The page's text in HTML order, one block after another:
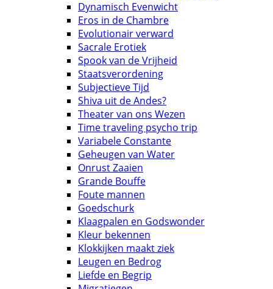
Dynamisch Evenwicht
Eros in de Chambre
Evolutionair verward
Sacrale Erotiek
Spook van de Vrijheid
Staatsverordening
Subjectieve Tijd
Shiva uit de Andes?
Theater van ons Wezen
Time traveling psycho trip
Variabele Constante
Geheugen van Water
Onrust Zaaien
Grande Bouffe
Foute mannen
Goedschurk
Klaagpalen en Godswonder
Kleur bekennen
Klokkijken maakt ziek
Leugen en Bedrog
Liefde en Begrip